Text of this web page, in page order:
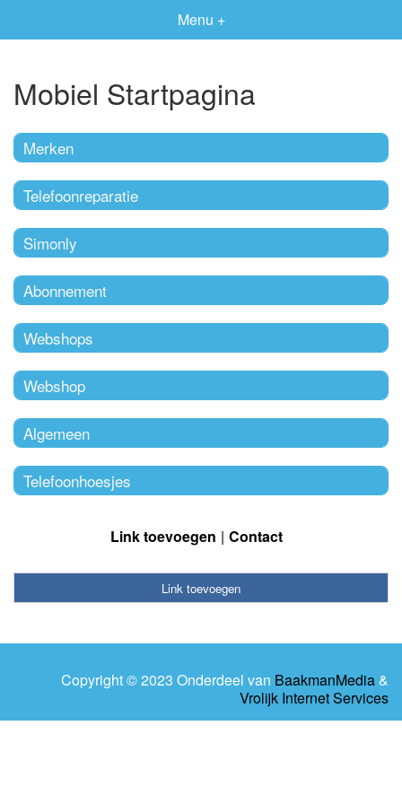
Menu +
Mobiel Startpagina
Merken
Telefoonreparatie
Simonly
Abonnement
Webshops
Webshop
Algemeen
Telefoonhoesjes
Link toevoegen Contact
Link toevoegen
Copyright © 2023 Onderdeel van BaakmanMedia &
Vrolijk Internet Services